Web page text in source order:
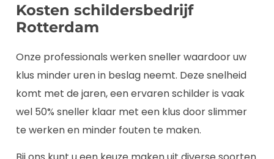
Kosten schildersbedrijf
Rotterdam
Onze professionals werken sneller waardoor uw
klus minder uren in beslag neemt. Deze snelheid
komt met de jaren, een ervaren schilder is vaak
wel 50% sneller klaar met een klus door slimmer
te werken en minder fouten te maken.